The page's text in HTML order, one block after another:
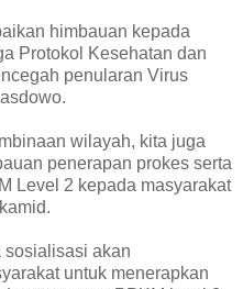
himbauan kepada
Protokol Kesehatan dan
penularan Virus
wilayah, kita juga
penerapan prokes serta
Level 2 kepada masyarakat
sosialisasi akan
untuk menerapkan